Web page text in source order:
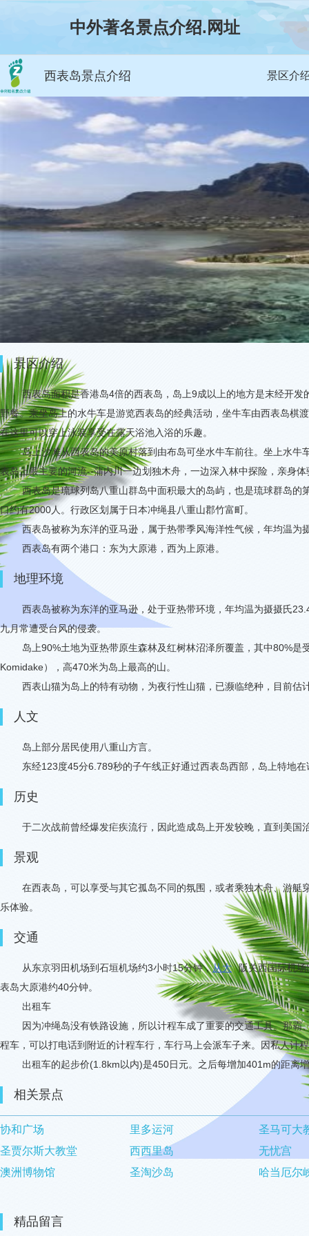
中外著名景点介绍.网址
西表岛景点介绍 景区介
景区介绍
西表岛面积是香港岛4倍的西表岛，岛上9成以上的地方是末经开发
野餐。乘坐岛上的水牛车是游览西表岛的经典活动，坐牛车由西表岛棋
在这里可以穿上泳装享受在露天浴池入浴的乐趣。
岛上沙滩从西表岛的美原村落到由布岛可坐水牛车前往。坐上水牛
表岛上最主要的河流--蒲内川一边划独木舟，一边深入林中探险，亲身
西表岛是琉球列岛八重山群岛中面积最大的岛屿，也是琉球群岛的
口约有2000人。行政区划属于日本冲绳县八重山郡竹富町。
西表岛被称为东洋的亚马逊，属于热带季风海洋性气候，年均温为
西表岛有两个港口：东为大原港，西为上原港。
地理环境
西表岛被称为东洋的亚马逊，处于亚热带环境，年均温为摄摄氏
九月常遭受台风的侵袭。
岛上90%土地为亚热带原生森林及红树林沼泽所覆盖，其中80%是
Komidake），高470米为岛上最高的山。
西表山猫为岛上的特有动物，为夜行性山猫，已濒临绝种，目前估
人文
岛上部分居民使用八重山方言。
东经123度45分6.789秒的子午线正好通过西表岛西部，岛上特地在
历史
于二次战前曾经爆发疟疾流行，因此造成岛上开发较晚，直到美
景观
在西表岛，可以享受与其它孤岛不同的氛围，或者乘独木舟、游
乐体验。
交通
从东京羽田机场到石垣机场约3小时15分钟，从大
阪关西国际机场
表岛大原港约40分钟。
出租车
因为冲绳岛没有铁路设施，所以计程车成了重要的交通工具。那
程车，可以打电话到附近的计程车行，车行马上会派车子来。因私人计
出租车的起步价(1.8km以内)是450日元。之后每增加401m的距离
相关景点
协和广场 里多运河
圣马可大
圣贾尔斯大教堂
西西里岛
无忧宫
澳洲博物馆
圣淘沙岛 哈当厄尔
精品留言